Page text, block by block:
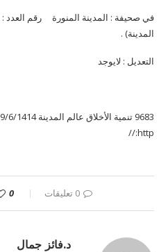
المدينة) .
التعديل : لايوجد
http://
0 تعليقات 0
د.فائز جمال